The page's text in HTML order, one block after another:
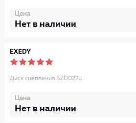
Цена
Нет в наличии
EXEDY
Диск сцепления SZD027U
Цена
Нет в наличии